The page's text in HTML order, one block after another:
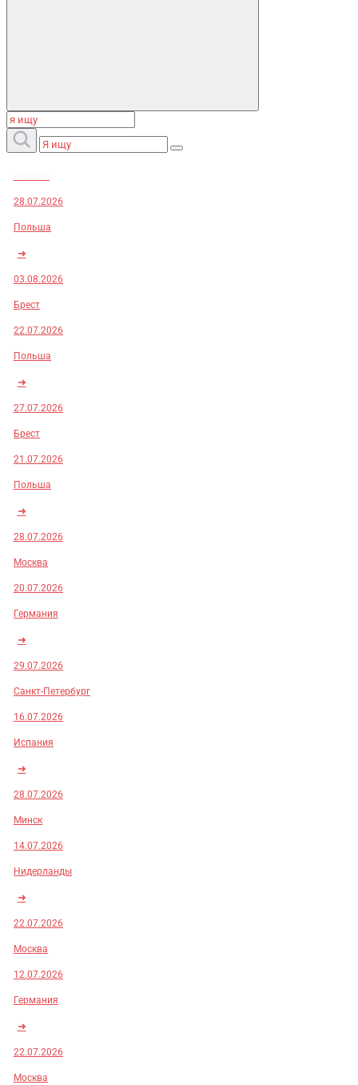
28.07.2026
Польша
➜
03.08.2026
Брест
22.07.2026
Польша
➜
27.07.2026
Брест
21.07.2026
Польша
➜
28.07.2026
Москва
20.07.2026
Германия
➜
29.07.2026
Санкт-Петербург
16.07.2026
Испания
➜
28.07.2026
Минск
14.07.2026
Нидерланды
➜
22.07.2026
Москва
12.07.2026
Германия
➜
22.07.2026
Москва